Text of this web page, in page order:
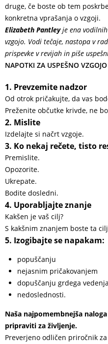
druge, če boste ob tem
konkretna vprašanja o vzgoji.
Elizabeth Pantleyje ena
vzgojo. Vodi tečaje, nastopa v
prispevke v revijah in piše
NAPOTKI ZA USPEŠNO VZGOJO
1. Prevzemite nadzor
Od otrok pričakujte, da vas
Preženite občutke krivde, ne
2. Mislite
Izdelajte si načrt vzgoje.
3. Ko nekaj rečete, tisto
Premislite.
Opozorite.
Ukrepate.
Bodite dosledni.
4. Uporabljajte znanje
Kakšen je vaš cilj?
S kakšnim znanjem boste ta
5. Izogibajte se napakam:
popuščanju
nejasnim pričakovanjem
dopuščanju grdega vedenja
nedoslednosti.
Naša najpomembnejša
pripraviti za življenje.
Preverjeno odličen priročnik